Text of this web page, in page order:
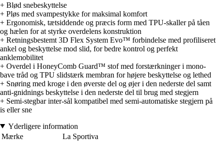
+ Blød snebeskyttelse
+ Pløs med svampestykke for maksimal komfort
+ Ergonomisk, tætsiddende og præcis form med TPU-skaller på tåen
og hælen for at styrke overdelens konstruktion
+ Retningsbestemt 3D Flex System Evo™ forbindelse med profiliseret
ankel og beskyttelse mod slid, for bedre kontrol og perfekt
anklemobilitet
+ Overdel i HoneyComb Guard™ stof med forstærkninger i mono-
bave tråd og TPU slidstærk membran for højere beskyttelse og lethed
+ Snøring med kroge i den øverste del og øjer i den nederste del samt
anti-gnidnings beskyttelse i den nederste del til brug med stegjern
+ Semi-stegbar inter-sål kompatibel med semi-automatiske stegjern på
is eller sne
Yderligere information
Mærke
La Sportiva